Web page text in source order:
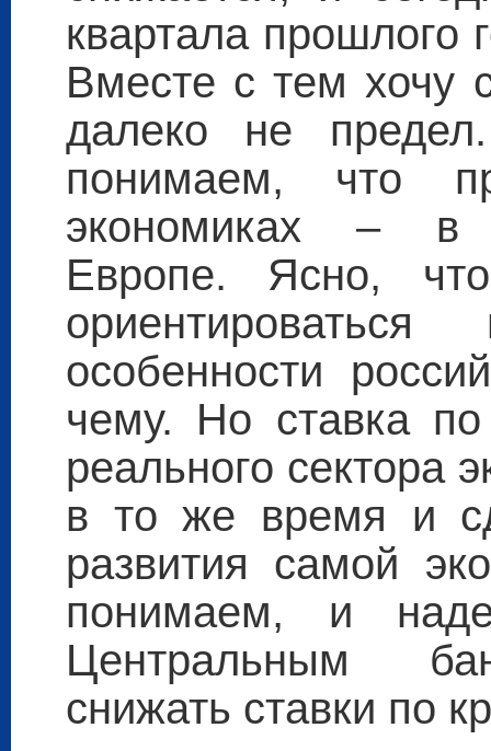
квартала прошлого
Вместе с тем хочу
далеко не
понимаем, что
экономиках – в
Европе. Ясно,
особенности
чему. Но ставка
реального сектора
в то же время и
развития самой
понимаем, и
Центральным
снижать ставки по